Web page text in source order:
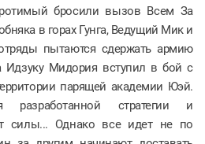
бросили вызов Всем За
в горах Гунга, Ведущий Мик и
пытаются сдержать армию
Идзуку Мидория вступил в бой с
парящей академии Юэй.
разработанной стратегии и
силы... Однако все идет не по